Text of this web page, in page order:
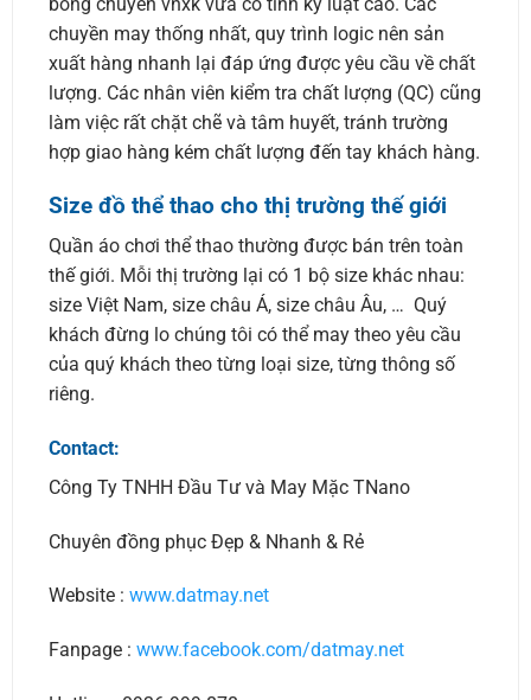
chuyền may thống nhất, quy trình logic nên sản
xuất hàng nhanh lại đáp ứng được yêu cầu về chất
lượng. Các nhân viên kiểm tra chất lượng (QC) cũng
làm việc rất chặt chẽ và tâm huyết, tránh trường
hợp giao hàng kém chất lượng đến tay khách hàng.
Size đồ thể thao cho thị trường thế giới
Quần áo chơi thể thao thường được bán trên toàn
thế giới. Mỗi thị trường lại có 1 bộ size khác nhau:
size Việt Nam, size châu Á, size châu Âu, … Quý
khách đừng lo chúng tôi có thể may theo yêu cầu
của quý khách theo từng loại size, từng thông số
riêng.
Contact:
Công Ty TNHH Đầu Tư và May Mặc TNano
Chuyên đồng phục Đẹp & Nhanh & Rẻ
Website : www.datmay.net
Fanpage : www.facebook.com/datmay.net